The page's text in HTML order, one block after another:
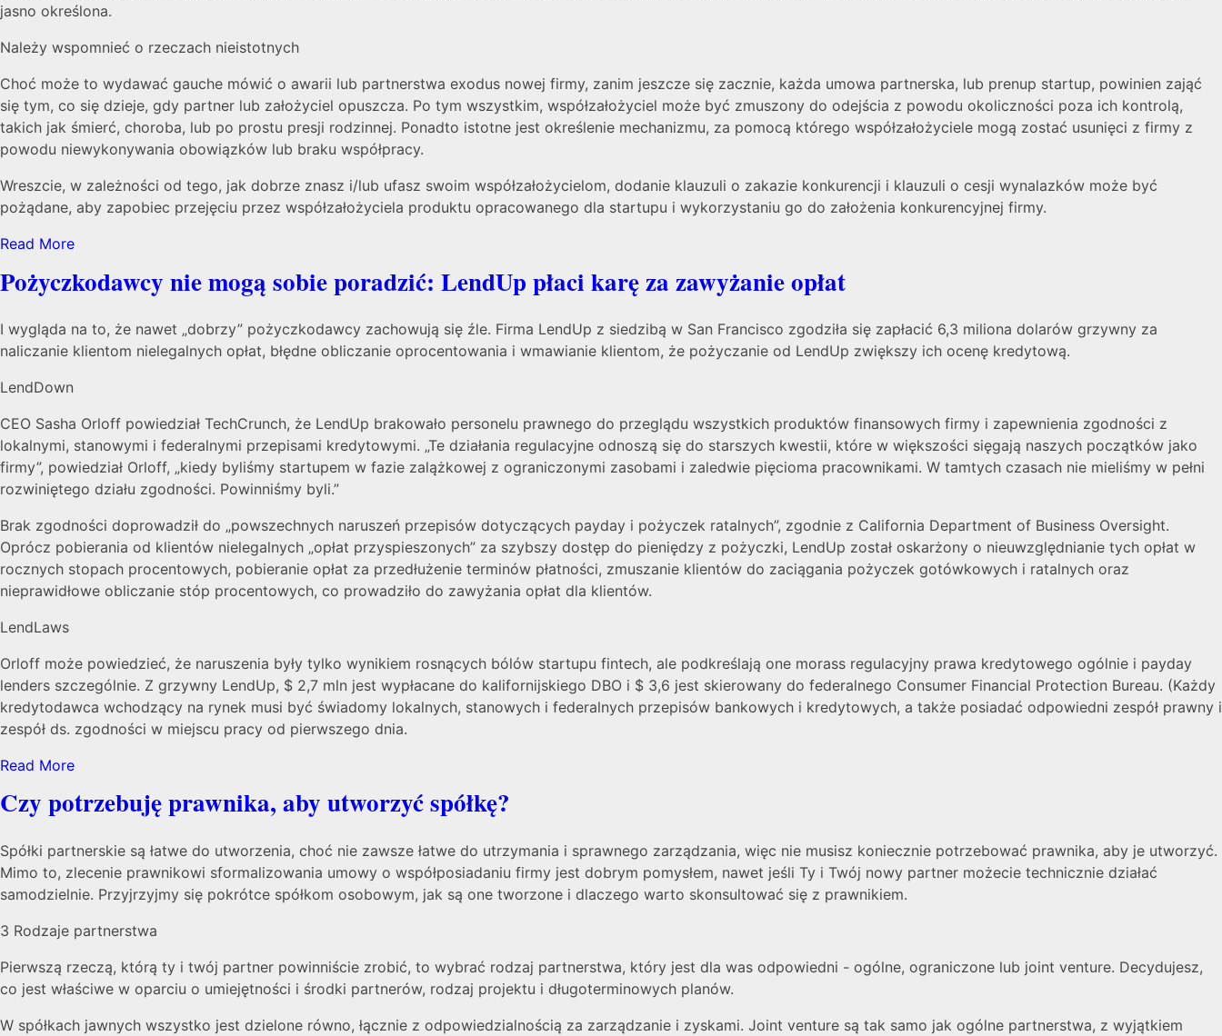
jasno określona.
Należy wspomnieć o rzeczach nieistotnych
Choć może to wydawać gauche mówić o awarii lub partnerstwa exodus nowej firmy, zanim jeszcze się zacznie, każda umowa partnerska, lub prenup startup, powinien zająć
się tym, co się dzieje, gdy partner lub założyciel opuszcza. Po tym wszystkim, współzałożyciel może być zmuszony do odejścia z powodu okoliczności poza ich kontrolą,
takich jak śmierć, choroba, lub po prostu presji rodzinnej. Ponadto istotne jest określenie mechanizmu, za pomocą którego współzałożyciele mogą zostać usunięci z firmy z
powodu niewykonywania obowiązków lub braku współpracy.
Wreszcie, w zależności od tego, jak dobrze znasz i/lub ufasz swoim współzałożycielom, dodanie klauzuli o zakazie konkurencji i klauzuli o cesji wynalazków może być
pożądane, aby zapobiec przejęciu przez współzałożyciela produktu opracowanego dla startupu i wykorzystaniu go do założenia konkurencyjnej firmy.
Read More
Pożyczkodawcy nie mogą sobie poradzić: LendUp płaci karę za zawyżanie opłat
I wygląda na to, że nawet „dobrzy” pożyczkodawcy zachowują się źle. Firma LendUp z siedzibą w San Francisco zgodziła się zapłacić 6,3 miliona dolarów grzywny za
naliczanie klientom nielegalnych opłat, błędne obliczanie oprocentowania i wmawianie klientom, że pożyczanie od LendUp zwiększy ich ocenę kredytową.
LendDown
CEO Sasha Orloff powiedział TechCrunch, że LendUp brakowało personelu prawnego do przeglądu wszystkich produktów finansowych firmy i zapewnienia zgodności z
lokalnymi, stanowymi i federalnymi przepisami kredytowymi. „Te działania regulacyjne odnoszą się do starszych kwestii, które w większości sięgają naszych początków jako
firmy”, powiedział Orloff, „kiedy byliśmy startupem w fazie zalążkowej z ograniczonymi zasobami i zaledwie pięcioma pracownikami. W tamtych czasach nie mieliśmy w pełni
rozwiniętego działu zgodności. Powinniśmy byli.”
Brak zgodności doprowadził do „powszechnych naruszeń przepisów dotyczących payday i pożyczek ratalnych”, zgodnie z California Department of Business Oversight.
Oprócz pobierania od klientów nielegalnych „opłat przyspieszonych” za szybszy dostęp do pieniędzy z pożyczki, LendUp został oskarżony o nieuwzględnianie tych opłat w
rocznych stopach procentowych, pobieranie opłat za przedłużenie terminów płatności, zmuszanie klientów do zaciągania pożyczek gotówkowych i ratalnych oraz
nieprawidłowe obliczanie stóp procentowych, co prowadziło do zawyżania opłat dla klientów.
LendLaws
Orloff może powiedzieć, że naruszenia były tylko wynikiem rosnących bólów startupu fintech, ale podkreślają one morass regulacyjny prawa kredytowego ogólnie i payday
lenders szczególnie. Z grzywny LendUp, $ 2,7 mln jest wypłacane do kalifornijskiego DBO i $ 3,6 jest skierowany do federalnego Consumer Financial Protection Bureau. (Każdy
kredytodawca wchodzący na rynek musi być świadomy lokalnych, stanowych i federalnych przepisów bankowych i kredytowych, a także posiadać odpowiedni zespół prawny i
zespół ds. zgodności w miejscu pracy od pierwszego dnia.
Read More
Czy potrzebuję prawnika, aby utworzyć spółkę?
Spółki partnerskie są łatwe do utworzenia, choć nie zawsze łatwe do utrzymania i sprawnego zarządzania, więc nie musisz koniecznie potrzebować prawnika, aby je utworzyć.
Mimo to, zlecenie prawnikowi sformalizowania umowy o współposiadaniu firmy jest dobrym pomysłem, nawet jeśli Ty i Twój nowy partner możecie technicznie działać
samodzielnie. Przyjrzyjmy się pokrótce spółkom osobowym, jak są one tworzone i dlaczego warto skonsultować się z prawnikiem.
3 Rodzaje partnerstwa
Pierwszą rzeczą, którą ty i twój partner powinniście zrobić, to wybrać rodzaj partnerstwa, który jest dla was odpowiedni - ogólne, ograniczone lub joint venture. Decydujesz,
co jest właściwe w oparciu o umiejętności i środki partnerów, rodzaj projektu i długoterminowych planów.
W spółkach jawnych wszystko jest dzielone równo, łącznie z odpowiedzialnością za zarządzanie i zyskami. Joint venture są tak samo jak ogólne partnerstwa, z wyjątkiem